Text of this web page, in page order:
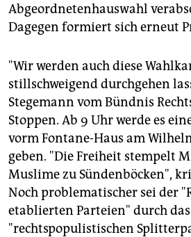
veranstaltungen
shop
fragen & hilfe
unterstützen
abo
genossenschaft
epaper login
Abgeordnetenhauswahl
Dagegen formiert sich erneut
"Wir werden auch diese
stillschweigend durchgehen
Stegemann vom Bündnis
Stoppen. Ab 9 Uhr werde es
vorm Fontane-Haus am
geben. "Die Freiheit stempelt
Muslime zu Sündenböcken",
Noch problematischer sei der
etablierten Parteien" durch
"rechtspopulistischen